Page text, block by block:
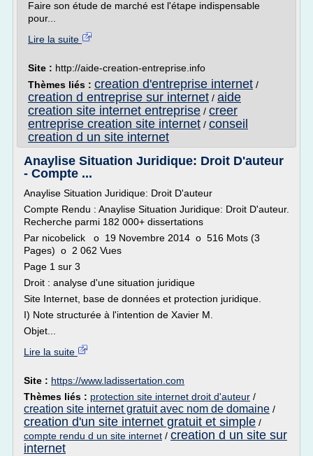
Faire son étude de marché est l'étape indispensable
pour...
Lire la suite
Site : http://aide-creation-entreprise.info
Thèmes liés : creation d'entreprise internet /
creation d entreprise sur internet / aide
creation site internet entreprise / creer
entreprise creation site internet / conseil
creation d un site internet
Anaylise Situation Juridique: Droit D'auteur
- Compte ...
Anaylise Situation Juridique: Droit D'auteur
Compte Rendu : Anaylise Situation Juridique: Droit D'auteur.
Recherche parmi 182 000+ dissertations
Par nicobelick o 19 Novembre 2014 o 516 Mots (3
Pages) o 2 062 Vues
Page 1 sur 3
Droit : analyse d'une situation juridique
Site Internet, base de données et protection juridique.
I) Note structurée à l'intention de Xavier M.
Objet...
Lire la suite
Site : https://www.ladissertation.com
Thèmes liés : protection site internet droit d'auteur /
creation site internet gratuit avec nom de domaine /
creation d'un site internet gratuit et simple /
compte rendu d un site internet / creation d un site sur
internet